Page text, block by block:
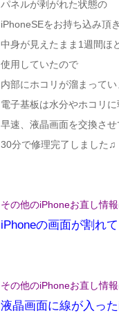
パネルが剥がれた状態の
iPhoneSEをお持ち込み頂
中身が見えたまま1週間ほ
使用していたので
内部にホコリが溜まってい
電子基板は水分やホコリ
早速、液晶画面を交換させ
30分で修理完了しました♫
その他のiPhoneお直し情
iPhoneの画面が割れ
その他のiPhoneお直し情
液晶画面に線が入っ